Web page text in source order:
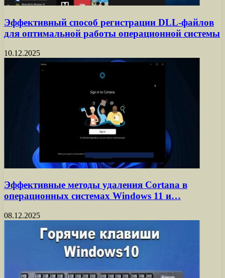
Эффективный способ регистрации DLL-файлов
для оптимальной работы операционной системы
10.12.2025
Эффективные методы удаления Cortana в
операционных системах Windows 11 и…
08.12.2025